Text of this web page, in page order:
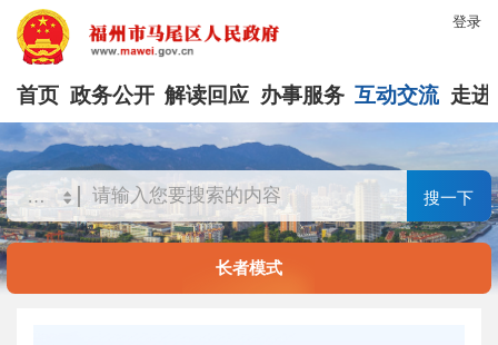
登录
首页 政务公开 解读回应 办事服务 互动交流 走进
搜一下
长者模式